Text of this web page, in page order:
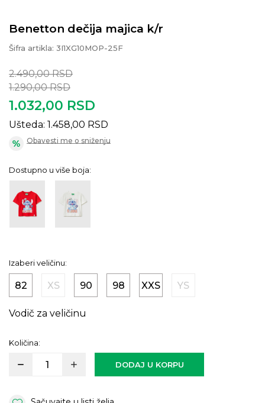
Benetton dečija majica k/r
Šifra artikla: 3I1XG10MOP-25F
2.490,00 RSD
1.290,00 RSD
1.032,00 RSD
Ušteda: 1.458,00 RSD
Obavesti me o sniženju
Dostupno u više boja:
Izaberi veličinu:
82 XS 90 98 XXS YS
Vodič za veličinu
Količina:
DODAJ U KORPU